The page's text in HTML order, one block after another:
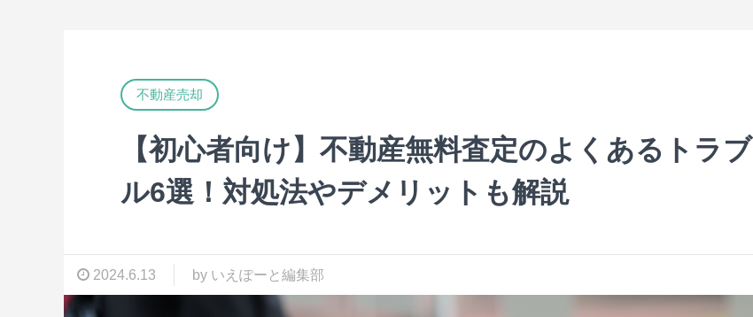
不動産売却
【初心者向け】不動産無料査定のよくあるトラブ
ル6選！対処法やデメリットも解説
2024.6.13 by いえぽーと編集部